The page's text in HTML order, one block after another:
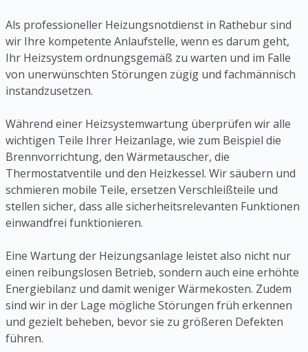
Als professioneller Heizungsnotdienst in Rathebur sind
wir Ihre kompetente Anlaufstelle, wenn es darum geht,
Ihr Heizsystem ordnungsgemäß zu warten und im Falle
von unerwünschten Störungen zügig und fachmännisch
instandzusetzen.
Während einer Heizsystemwartung überprüfen wir alle
wichtigen Teile Ihrer Heizanlage, wie zum Beispiel die
Brennvorrichtung, den Wärmetauscher, die
Thermostatventile und den Heizkessel. Wir säubern und
schmieren mobile Teile, ersetzen Verschleißteile und
stellen sicher, dass alle sicherheitsrelevanten Funktionen
einwandfrei funktionieren.
Eine Wartung der Heizungsanlage leistet also nicht nur
einen reibungslosen Betrieb, sondern auch eine erhöhte
Energiebilanz und damit weniger Wärmekosten. Zudem
sind wir in der Lage mögliche Störungen früh erkennen
und gezielt beheben, bevor sie zu größeren Defekten
führen.